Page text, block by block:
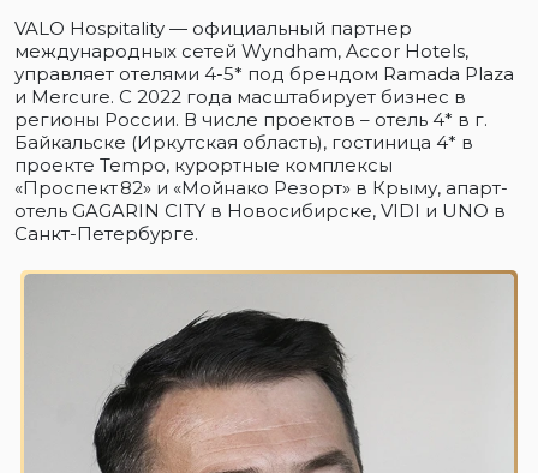
VALO Hospitality — официальный партнер
международных сетей Wyndham, Accor Hotels,
управляет отелями 4-5* под брендом Ramada Plaza
и Mercure. С 2022 года масштабирует бизнес в
регионы России. В числе проектов – отель 4* в г.
Байкальске (Иркутская область), гостиница 4* в
проекте Tempo, курортные комплексы
«Проспект 82» и «Мойнако Резорт» в Крыму, апарт-
отель GAGARIN CITY в Новосибирске, VIDI и UNO в
Санкт-Петербурге.